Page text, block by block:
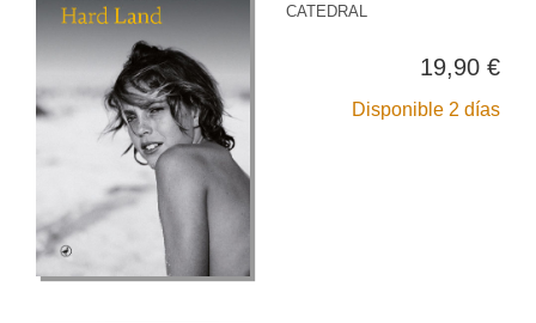
CATEDRAL
19,90 €
Disponible 2 días